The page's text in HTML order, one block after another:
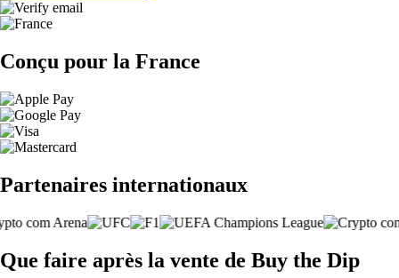
Conçu pour la France
Partenaires internationaux
Que faire après la vente de Buy the Dip